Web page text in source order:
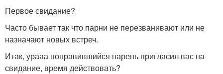
Первое свидание?
Часто бывает так что парни не перезванивают или не
назначают новых встреч.
Итак, урааа понравившийся парень пригласил вас на
свидание, время действовать?